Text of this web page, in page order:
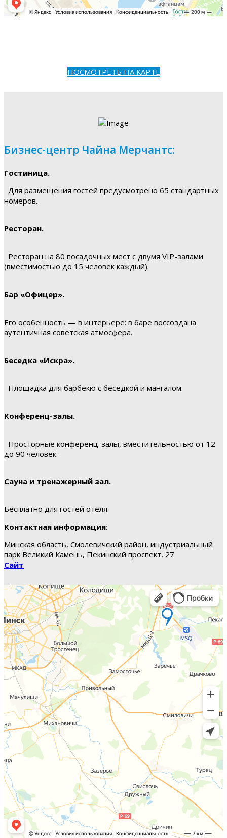
ПОСМОТРЕТЬ НА КАРТЕ
Бизнес-центр Чайна Мерчантс:
Гостиница.
Для размещения гостей предусмотрено 65 стандартных
номеров.
Ресторан.
Ресторан на 80 посадочных мест с двумя VIP-залами
(вместимостью до 15 человек каждый).
Бар «Офицер».
Его особенность — в интерьере: в баре воссоздана
аутентичная советская атмосфера.
Беседка «Искра».
Площадка для барбекю с беседкой и мангалом.
Конференц-залы.
Просторные конференц-залы, вместительностью от 12
до 90 человек.
Сауна и тренажерный зал.
Бесплатно для гостей отеля.
Контактная информация:
Минская область, Смолевичский район, индустриальный
парк Великий Камень, Пекинский проспект, 27
Сайт